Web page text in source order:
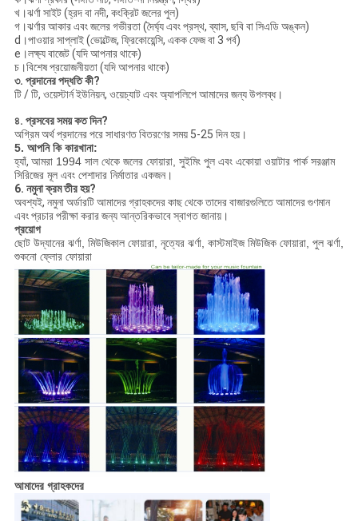
খ।ঝর্ণা সাইট (হ্রদ বা নদী, কংক্রিট জলের পুল)
গ।ঝর্ণার আকার এবং জলের গভীরতা (দৈর্ঘ্য এবং প্রস্থ, ব্যাস, ছবি বা সিএডি অঙ্কন)
d।পাওয়ার সাপ্লাই (ভোল্টেজ, ফ্রিকোয়েন্সি, একক ফেজ বা 3 পর্ব)
e।লক্ষ্য বাজেট (যদি আপনার থাকে)
চ।বিশেষ প্রয়োজনীয়তা (যদি আপনার থাকে)
৩. প্রদানের পদ্ধতি কী?
টি / টি, ওয়েস্টার্ন ইউনিয়ন, ওয়েচ্যাট এবং অ্যাপলিপে আমাদের জন্য উপলব্ধ।
৪. প্রসবের সময় কত দিন?
অগ্রিম অর্থ প্রদানের পরে সাধারণত বিতরণের সময় 5-25 দিন হয়।
5. আপনি কি কারখানা:
হ্যাঁ, আমরা 1994 সাল থেকে জলের ফোয়ারা, সুইমিং পুল এবং একোয়া ওয়াটার পার্ক সরঞ্জাম
সিরিজের মূল এবং পেশাদার নির্মাতার একজন।
6. নমুনা ক্রম তীর হয়?
অবশ্যই, নমুনা অর্ডারটি আমাদের গ্রাহকদের কাছ থেকে তাদের বাজারগুলিতে আমাদের গুণমান
এবং প্রচার পরীক্ষা করার জন্য আন্তরিকভাবে স্বাগত জানায়।
প্রয়োগ
ছোট উদ্যানের ঝর্ণা, মিউজিকাল ফোয়ারা, নৃত্যের ঝর্ণা, কাস্টমাইজ মিউজিক ফোয়ারা, পুল ঝর্ণা,
শুকনো ফ্লোর ফোয়ারা
আমাদের গ্রাহকদের